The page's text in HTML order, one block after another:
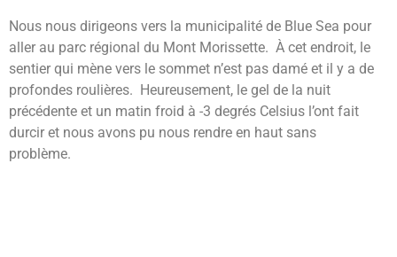
Nous nous dirigeons vers la municipalité de Blue Sea pour
aller au parc régional du Mont Morissette. À cet endroit, le
sentier qui mène vers le sommet n’est pas damé et il y a de
profondes roulières. Heureusement, le gel de la nuit
précédente et un matin froid à -3 degrés Celsius l’ont fait
durcir et nous avons pu nous rendre en haut sans
problème.